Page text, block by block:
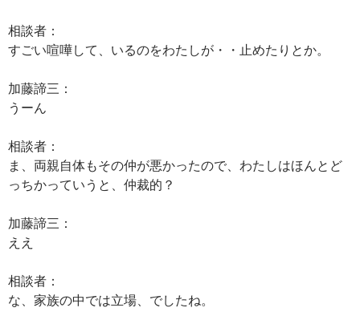
相談者：
すごい喧嘩して、いるのをわたしが・・止めたりとか。
加藤諦三：
うーん
相談者：
ま、両親自体もその仲が悪かったので、わたしはほんとど
っちかっていうと、仲裁的？
加藤諦三：
ええ
相談者：
な、家族の中では立場、でしたね。